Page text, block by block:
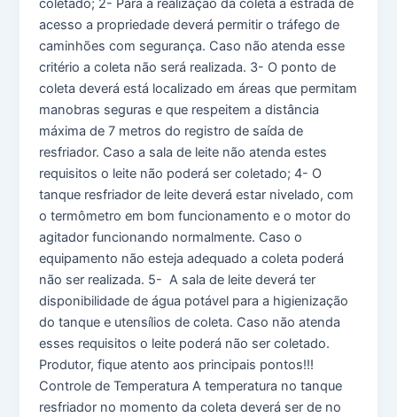
coletado; 2- Para a realização da coleta a estrada de
acesso a propriedade deverá permitir o tráfego de
caminhões com segurança. Caso não atenda esse
critério a coleta não será realizada. 3- O ponto de
coleta deverá está localizado em áreas que permitam
manobras seguras e que respeitem a distância
máxima de 7 metros do registro de saída de
resfriador. Caso a sala de leite não atenda estes
requisitos o leite não poderá ser coletado; 4- O
tanque resfriador de leite deverá estar nivelado, com
o termômetro em bom funcionamento e o motor do
agitador funcionando normalmente. Caso o
equipamento não esteja adequado a coleta poderá
não ser realizada. 5- A sala de leite deverá ter
disponibilidade de água potável para a higienização
do tanque e utensílios de coleta. Caso não atenda
esses requisitos o leite poderá não ser coletado.
Produtor, fique atento aos principais pontos!!!
Controle de Temperatura A temperatura no tanque
resfriador no momento da coleta deverá ser de no